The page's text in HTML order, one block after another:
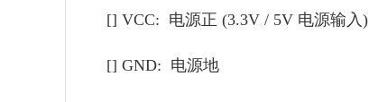
[] VCC: 电源正 (3.3V / 5V 电源输入)
[] GND: 电源地